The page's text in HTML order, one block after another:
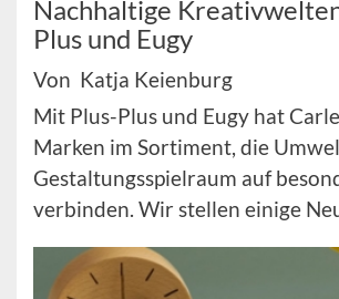
Nachhaltige
Plus und Eugy
Von Katja Keienburg
Mit Plus-Plus und Eugy hat
Marken im Sortiment, die
Gestaltungsspielraum auf
verbinden. Wir stellen einige